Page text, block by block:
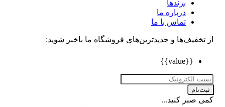
برندها
درباره ما
تماس با ما
تخفیف‌ها و جدیدترین‌های فروشگاه ما باخبر شوید:
صبر کنید...